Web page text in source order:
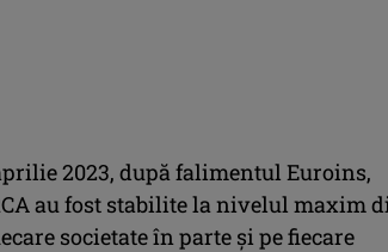
2023, după falimentul Euroins,
au fost stabilite la nivelul maxim
societate în parte și pe fiecare